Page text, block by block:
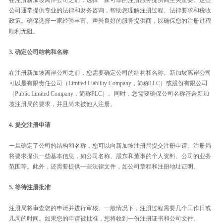
公司通常提供专业的法律和财务咨询，帮助您理解注册过程、法律要求和税收
政策。确保选择一家经验丰富、声誉良好的服务提供商，以确保您的注册过程
顺利无阻。
3. 确定公司结构和名称
在注册新加坡离岸公司之前，您需要确定公司的结构和名称。新加坡离岸公司
可以是有限责任公司（Limited Liability Company，简称LLC）或股份有限公司
（Public Limited Company，简称PLC）。同时，您需要确保公司名称符合新加
坡注册局的要求，并且尚未被他人注册。
4. 提交注册申请
一旦确定了公司的结构和名称，您可以向新加坡注册局提交注册申请。注册局
将要求提供一些基本信息，如公司名称、股东和董事的个人资料、公司的业务
范围等。此外，还需要提供一些法律文件，如公司章程和注册地址证明。
5. 等待注册批准
注册局将审查您的申请并进行审核。一般情况下，注册过程需要几个工作日或
几周的时间。如果您的申请被批准，您将收到一份注册证书和公司文件。